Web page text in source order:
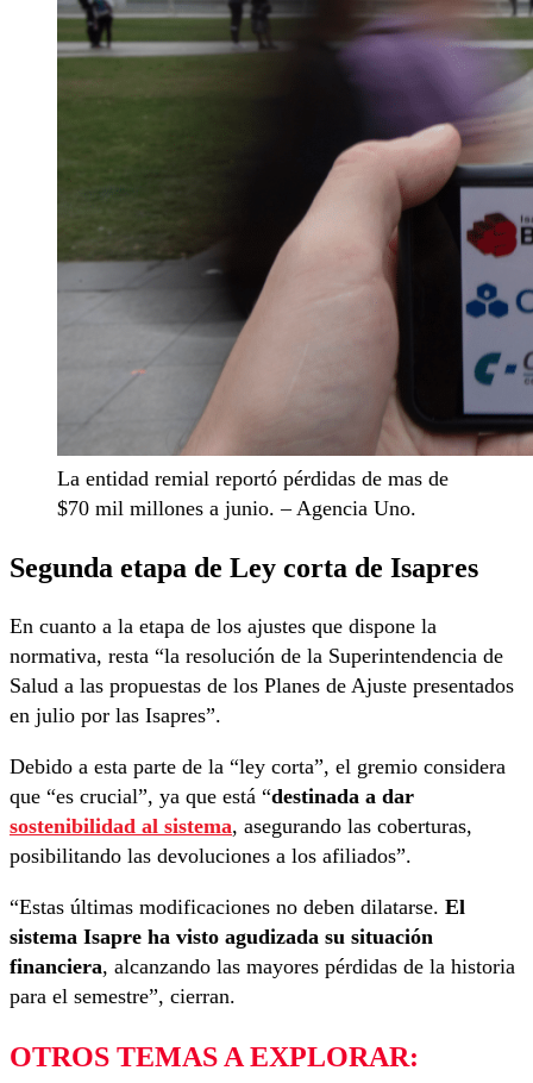
La entidad remial reportó pérdidas de mas de
$70 mil millones a junio. – Agencia Uno.
Segunda etapa de Ley corta de Isapres
En cuanto a la etapa de los ajustes que dispone la
normativa, resta “la resolución de la Superintendencia de
Salud a las propuestas de los Planes de Ajuste presentados
en julio por las Isapres”.
Debido a esta parte de la “ley corta”, el gremio considera
que “es crucial”, ya que está “destinada a dar
sostenibilidad al sistema, asegurando las coberturas,
posibilitando las devoluciones a los afiliados”.
“Estas últimas modificaciones no deben dilatarse. El
sistema Isapre ha visto agudizada su situación
financiera, alcanzando las mayores pérdidas de la historia
para el semestre”, cierran.
OTROS TEMAS A EXPLORAR: